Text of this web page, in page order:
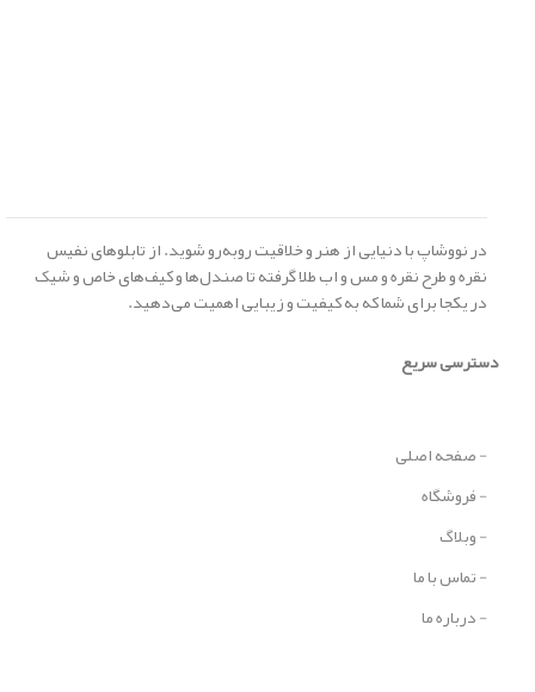
در نووشاپ با دنیایی از هنر و خلاقیت روبه‌رو شوید. از تابلوهای نفیس
نقره و طرح نقره و مس و اب طلا گرفته تا صندل‌ها و کیف‌های خاص و شیک
در یکجا برای شما که به کیفیت و زیبایی اهمیت می‌دهید.
دسترسی سریع
- صفحه اصلی
- فروشگاه
- وبلاگ
- تماس با ما
- درباره ما